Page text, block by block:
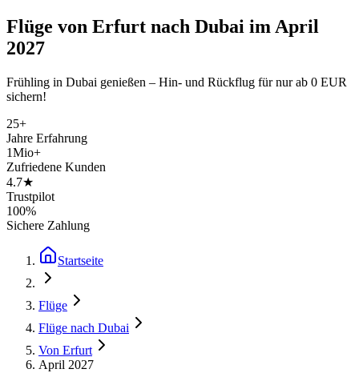
Flüge von Erfurt nach Dubai im April
2027
Frühling in Dubai genießen – Hin- und Rückflug für nur ab 0 EUR
sichern!
25+
Jahre Erfahrung
1Mio+
Zufriedene Kunden
4.7★
Trustpilot
100%
Sichere Zahlung
Startseite
Flüge
Flüge nach Dubai
Von Erfurt
April 2027